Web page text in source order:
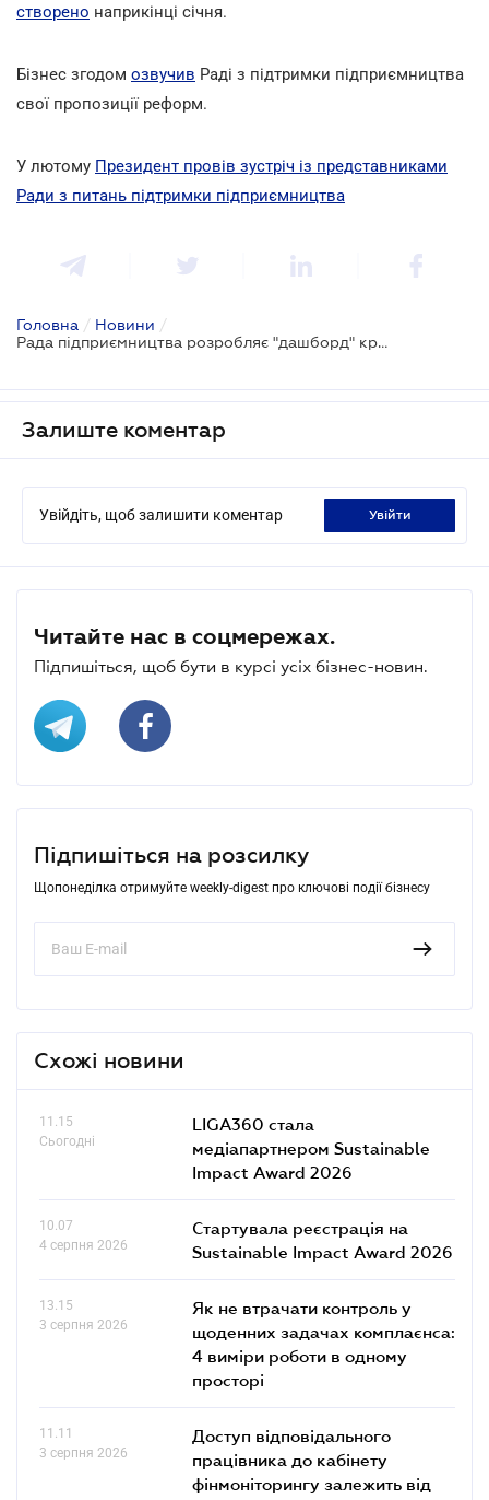
створено наприкінці січня.
Бізнес згодом озвучив Раді з підтримки підприємництва
свої пропозиції реформ.
У лютому Президент провів зустріч із представниками
Ради з питань підтримки підприємництва
Головна / Новини /
Рада підприємництва розробляє "дашборд" кримінальних проваджень щодо бізнесу
Залиште коментар
Увійдіть, щоб залишити коментар увійти
Читайте нас в соцмережах.
Підпишіться, щоб бути в курсі усіх бізнес-новин.
Підпишіться на розсилку
Щопонеділка отримуйте weekly-digest про ключові події бізнесу
Схожі новини
11.15
Сьогодні
LIGA360 стала
медіапартнером Sustainable
Impact Award 2026
10.07
4 серпня 2026
Стартувала реєстрація на
Sustainable Impact Award 2026
13.15
3 серпня 2026
Як не втрачати контроль у
щоденних задачах комплаєнса:
4 виміри роботи в одному
просторі
11.11
3 серпня 2026
Доступ відповідального
працівника до кабінету
фінмоніторингу залежить від